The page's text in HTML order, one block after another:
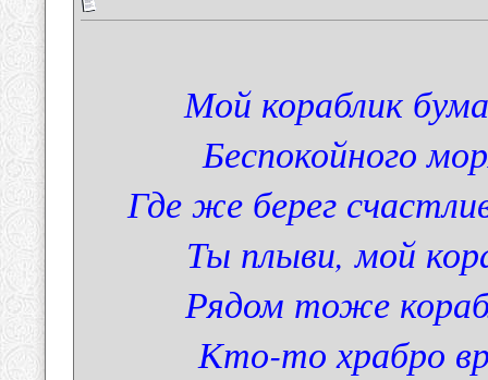
Мой кораблик
Беспокойного
Где же берег
Ты плыви, мой
Рядом тоже
Кто-то храбро